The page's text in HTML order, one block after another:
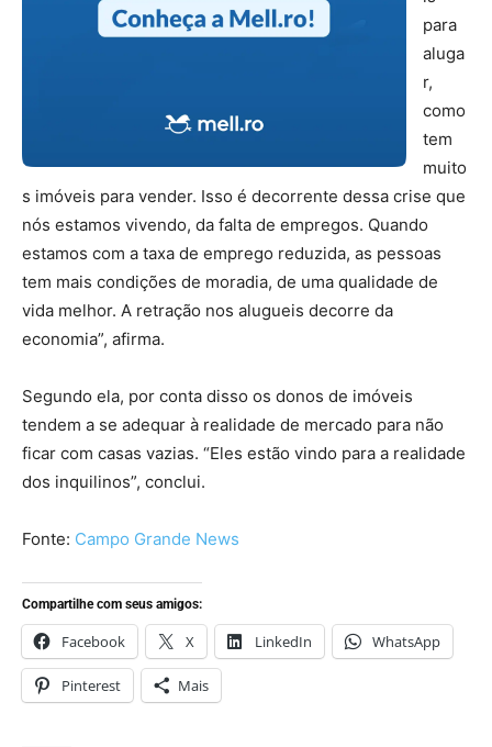
para
aluga
r,
como
tem
muito
s imóveis para vender. Isso é decorrente dessa crise que
nós estamos vivendo, da falta de empregos. Quando
estamos com a taxa de emprego reduzida, as pessoas
tem mais condições de moradia, de uma qualidade de
vida melhor. A retração nos alugueis decorre da
economia”, afirma.
Segundo ela, por conta disso os donos de imóveis
tendem a se adequar à realidade de mercado para não
ficar com casas vazias. “Eles estão vindo para a realidade
dos inquilinos”, conclui.
Fonte: Campo Grande News
Compartilhe com seus amigos:
Facebook X LinkedIn WhatsApp
Pinterest Mais